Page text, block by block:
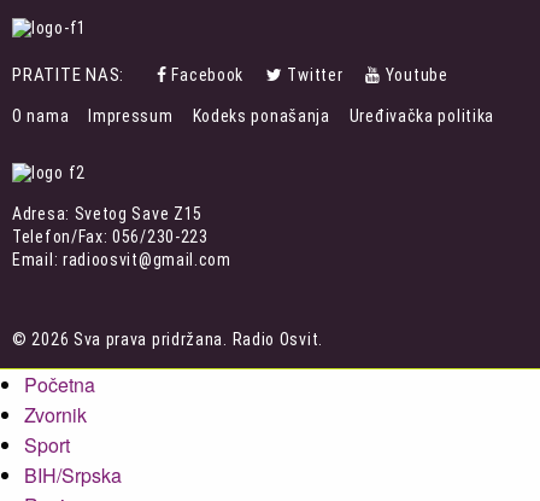
PRATITE NAS: Facebook Twitter Youtube
FOOTER
MENU
O nama Impressum Kodeks ponašanja Uređivačka politika
Adresa: Svetog Save Z15
Telefon/Fax: 056/230-223
Email: radioosvit@gmail.com
© 2026 Sva prava pridržana. Radio Osvit.
Početna
Zvornik
Sport
BIH/Srpska